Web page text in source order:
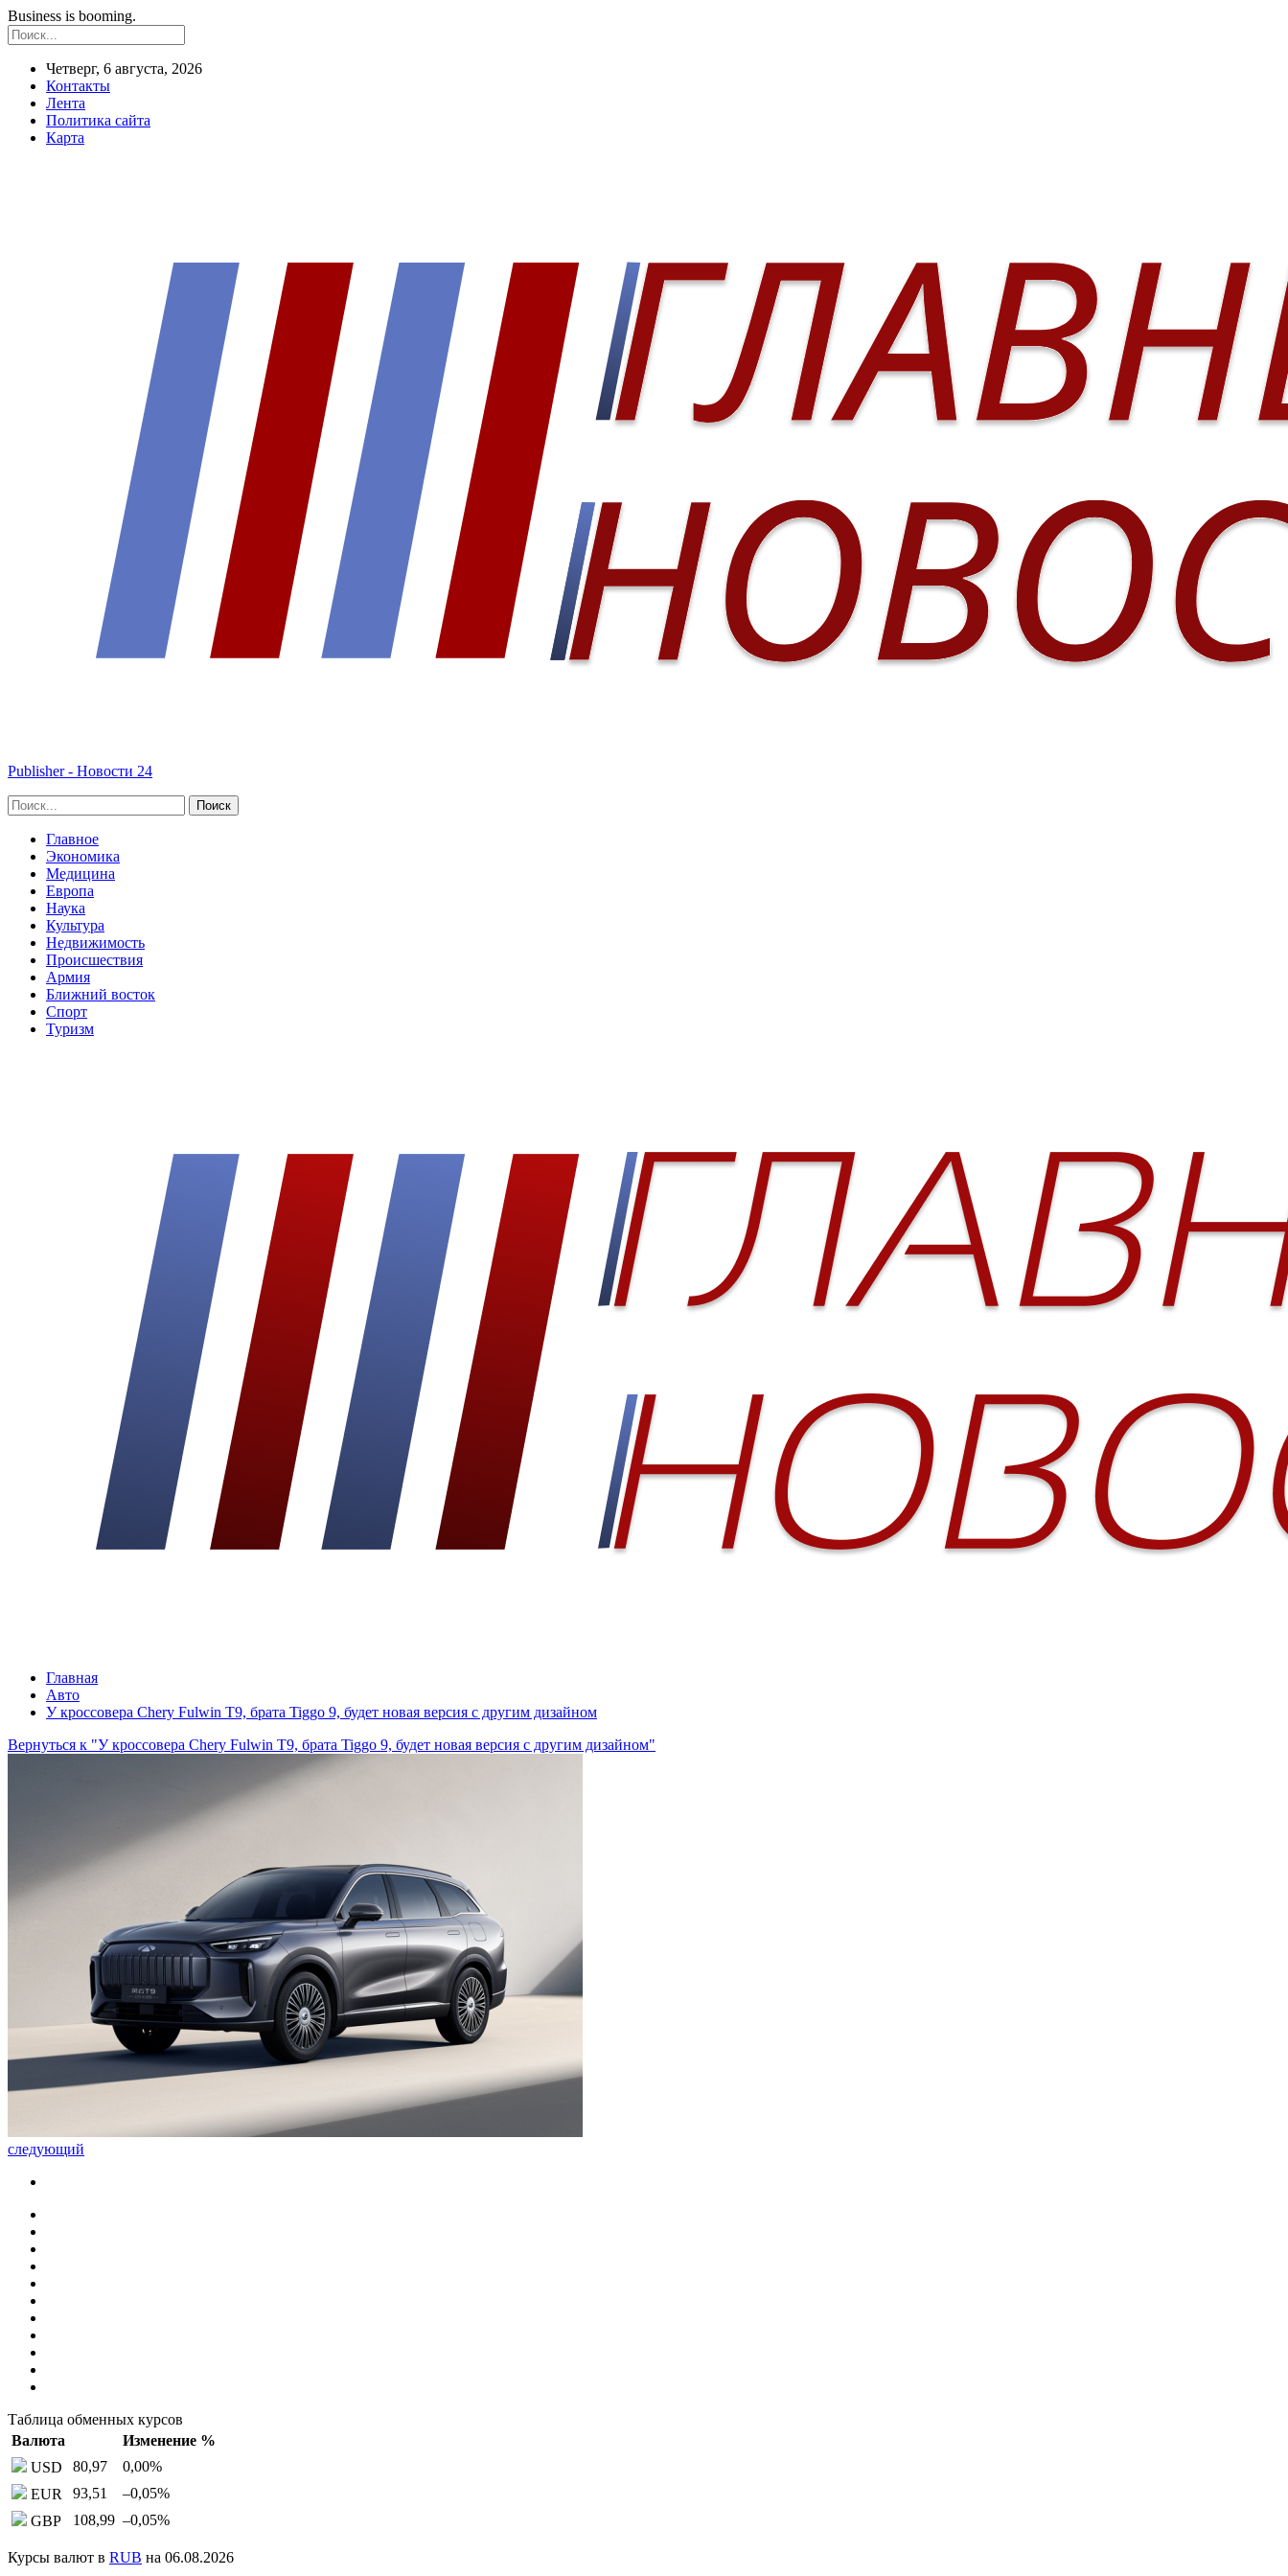
Business is booming.
Четверг, 6 августа, 2026
Контакты
Лента
Политика сайта
Карта
Publisher - Новости 24
Главное
Экономика
Медицина
Европа
Наука
Культура
Недвижимость
Происшествия
Армия
Ближний восток
Спорт
Туризм
Главная
Авто
У кроссовера Chery Fulwin T9, брата Tiggo 9, будет новая версия с другим дизайном
Вернуться к "У кроссовера Chery Fulwin T9, брата Tiggo 9, будет новая версия с другим дизайном"
следующий
Таблица обменных курсов
Валюта
Изменение %
USD
80,97 0,00%
EUR
93,51 –0,05%
GBP
108,99 –0,05%
Курсы валют в RUB на 06.08.2026